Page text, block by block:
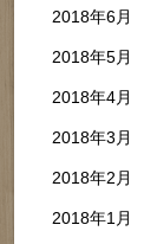
2018年6月
2018年5月
2018年4月
2018年3月
2018年2月
2018年1月